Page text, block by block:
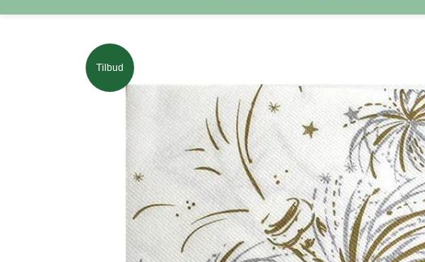
Tilbud